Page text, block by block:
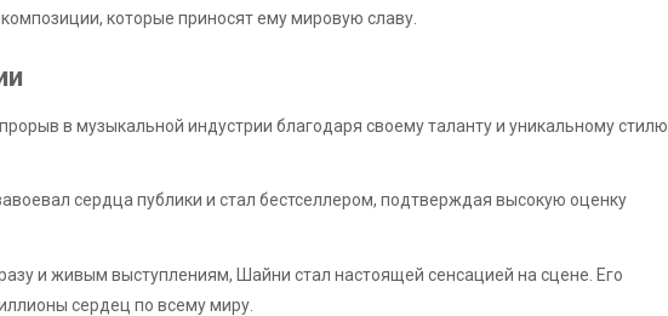
которые приносят ему мировую славу.
в музыкальной индустрии благодаря своему таланту и уникальному стилю
сердца публики и стал бестселлером, подтверждая высокую оценку
и живым выступлениям, Шайни стал настоящей сенсацией на сцене. Его
сердец по всему миру.